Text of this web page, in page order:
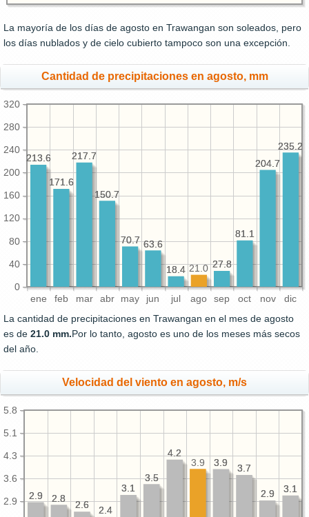
La mayoría de los días de agosto en Trawangan son soleados, pero
los días nublados y de cielo cubierto tampoco son una excepción.
Cantidad de precipitaciones en agosto, mm
ene feb mar abr may jun jul ago sep oct nov dic
0
40
80
120
160
200
240
280
320
235.2
204.7
81.1
27.8
18.4
63.6
70.7
150.7
217.7
171.6
213.6
235.2
204.7
81.1
27.8
21.0
18.4
63.6
70.7
150.7
217.7
171.6
213.6
La cantidad de precipitaciones en Trawangan en el mes de agosto
es de 21.0 mm.Por lo tanto, agosto es uno de los meses más secos
del año.
Velocidad del viento en agosto, m/s
2.9
3.6
4.3
5.1
5.8
3.1
2.9
3.7
3.9
4.2
3.5
3.1
2.4
2.6
2.8
2.9
3.1
2.9
3.7
3.9
3.9
4.2
3.5
3.1
2.4
2.6
2.8
2.9